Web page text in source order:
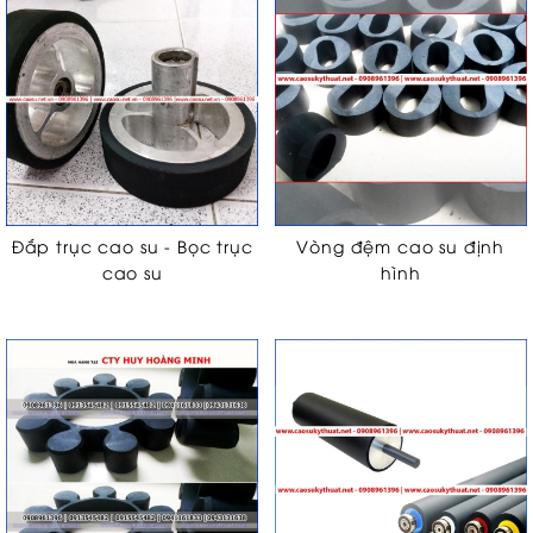
Đắp trục cao su - Bọc trục
cao su
Vòng đệm cao su định
hình